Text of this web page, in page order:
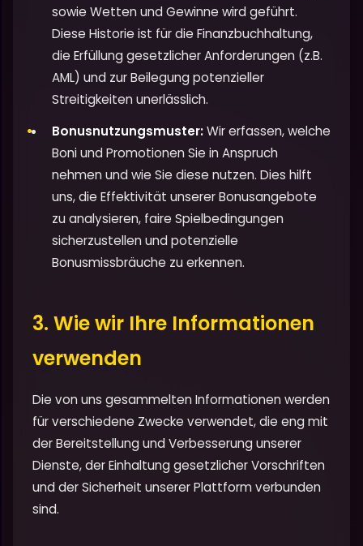
sowie Wetten und Gewinne wird geführt.
Diese Historie ist für die Finanzbuchhaltung,
die Erfüllung gesetzlicher Anforderungen (z.B.
AML) und zur Beilegung potenzieller
Streitigkeiten unerlässlich.
Bonusnutzungsmuster:Wir erfassen, welche
Boni und Promotionen Sie in Anspruch
nehmen und wie Sie diese nutzen. Dies hilft
uns, die Effektivität unserer Bonusangebote
zu analysieren, faire Spielbedingungen
sicherzustellen und potenzielle
Bonusmissbräuche zu erkennen.
3. Wie wir Ihre Informationen
verwenden
Die von uns gesammelten Informationen werden
für verschiedene Zwecke verwendet, die eng mit
der Bereitstellung und Verbesserung unserer
Dienste, der Einhaltung gesetzlicher Vorschriften
und der Sicherheit unserer Plattform verbunden
sind.